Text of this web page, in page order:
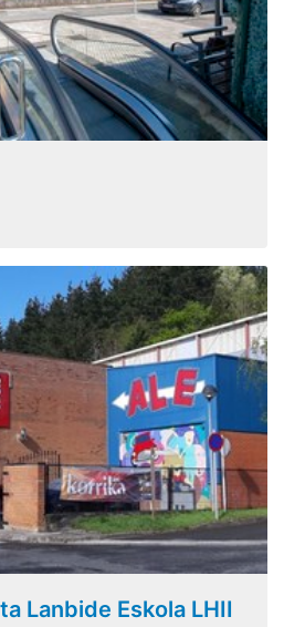
Lanbide Eskola LHII